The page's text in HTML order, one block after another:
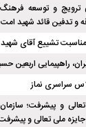
ترویج و توسعه
و تدفین قائد شهید
تشییع آقای شهید
راهپیمایی اربعین
سراسری نماز
و پیشرفت؛
ملی تعالی و